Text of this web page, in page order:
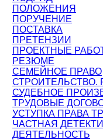
ПОЛОЖЕНИЯ
ПОРУЧЕНИЕ
ПОСТАВКА
ПРЕТЕНЗИИ
ПРОЕКТНЫЕ
РЕЗЮМЕ
СЕМЕЙНОЕ ПРАВО
СТРОИТЕЛЬСТВО.
СУДЕБНОЕ
ТРУДОВЫЕ
УСТУПКА ПРАВА
ЧАСТНАЯ
ДЕЯТЕЛЬНОСТЬ